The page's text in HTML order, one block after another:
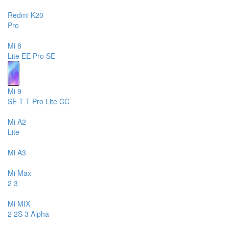
Redmi K20
Pro
Mi 8
Lite EE Pro SE
Mi 9
SE T T Pro Lite CC
Mi A2
Lite
Mi A3
Mi Max
2 3
Mi MIX
2 2S 3 Alpha